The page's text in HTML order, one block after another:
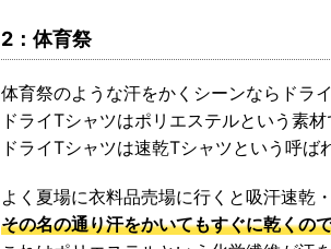
2：体育祭
体育祭のような汗をかくシーンならドラ
ドライTシャツはポリエステルという素
ドライTシャツは速乾Tシャツという呼ば
よく夏場に衣料品売場に行くと吸汗速乾
その名の通り汗をかいてもすぐに乾くの